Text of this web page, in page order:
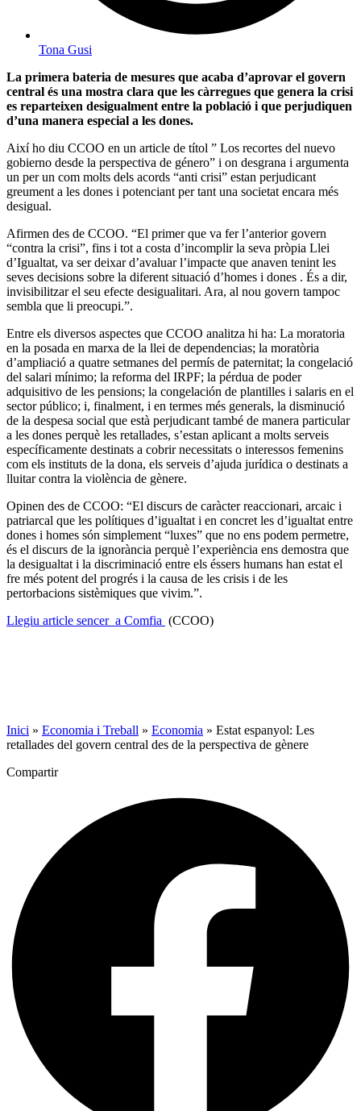
Tona Gusi
La primera bateria de mesures que acaba d’aprovar el govern
central és una mostra clara que les càrregues que genera la crisi
es reparteixen desigualment entre la població i que perjudiquen
d’una manera especial a les dones.
Així ho diu CCOO en un article de títol ” Los recortes del nuevo
gobierno desde la perspectiva de género” i on desgrana i argumenta
un per un com molts dels acords “anti crisi” estan perjudicant
greument a les dones i potenciant per tant una societat encara més
desigual.
Afirmen des de CCOO. “El primer que va fer l’anterior govern
“contra la crisi”, fins i tot a costa d’incomplir la seva pròpia Llei
d’Igualtat, va ser deixar d’avaluar l’impacte que anaven tenint les
seves decisions sobre la diferent situació d’homes i dones . És a dir,
invisibilitzar el seu efecte desigualitari. Ara, al nou govern tampoc
sembla que li preocupi.”.
Entre els diversos aspectes que CCOO analitza hi ha: La moratoria
en la posada en marxa de la llei de dependencias; la moratòria
d’ampliació a quatre setmanes del permís de paternitat; la congelació
del salari mínimo; la reforma del IRPF; la pérdua de poder
adquisitivo de les pensions; la congelación de plantilles i salaris en el
sector público; i, finalment, i en termes més generals, la disminució
de la despesa social que està perjudicant també de manera particular
a les dones perquè les retallades, s’estan aplicant a molts serveis
específicamente destinats a cobrir necessitats o interessos femenins
com els instituts de la dona, els serveis d’ajuda jurídica o destinats a
lluitar contra la violència de gènere.
Opinen des de CCOO: “El discurs de caràcter reaccionari, arcaic i
patriarcal que les polítiques d’igualtat i en concret les d’igualtat entre
dones i homes són simplement “luxes” que no ens podem permetre,
és el discurs de la ignorància perquè l’experiència ens demostra que
la desigualtat i la discriminació entre els éssers humans han estat el
fre més potent del progrés i la causa de les crisis i de les
pertorbacions sistèmiques que vivim.”.
Llegiu article sencer a Comfia (CCOO)
Inici » Economia i Treball » Economia » Estat espanyol: Les
retallades del govern central des de la perspectiva de gènere
Compartir